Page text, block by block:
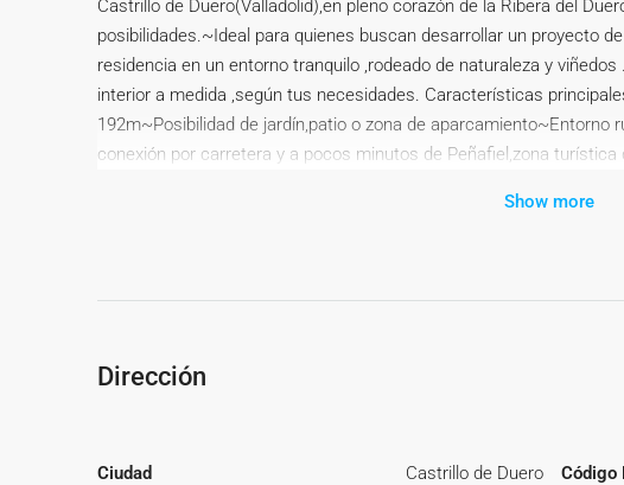
Castrillo de Duero(Valladolid),en pleno corazón de la Ribera del
posibilidades.~Ideal para quienes buscan desarrollar un proyecto
residencia en un entorno tranquilo ,rodeado de naturaleza y
interior a medida ,según tus necesidades. Características
192m~Posibilidad de jardín,patio o zona de aparcamiento~Entorno
conexión por carretera y a pocos minutos de Peñafiel,zona
Show more
Dirección
Ciudad Castrillo de Duero Código